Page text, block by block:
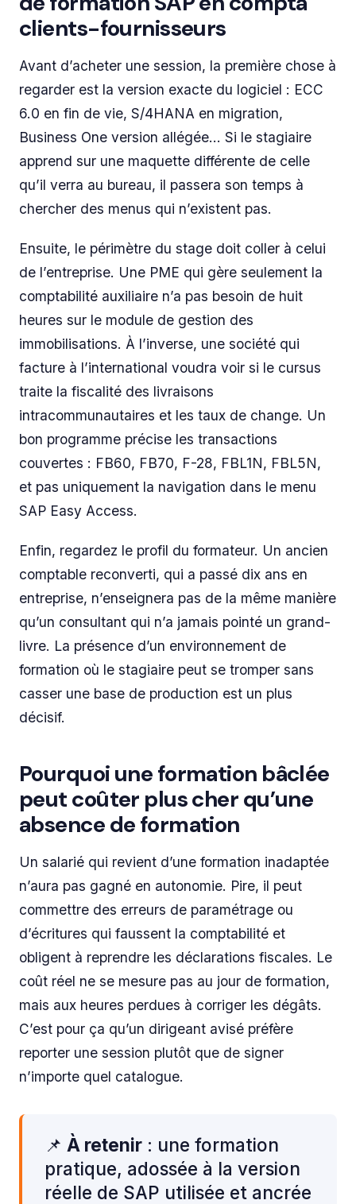
clients-fournisseurs
Avant d’acheter une session, la première chose à
regarder est la version exacte du logiciel : ECC
6.0 en fin de vie, S/4HANA en migration,
Business One version allégée… Si le stagiaire
apprend sur une maquette différente de celle
qu’il verra au bureau, il passera son temps à
chercher des menus qui n’existent pas.
Ensuite, le périmètre du stage doit coller à celui
de l’entreprise. Une PME qui gère seulement la
comptabilité auxiliaire n’a pas besoin de huit
heures sur le module de gestion des
immobilisations. À l’inverse, une société qui
facture à l’international voudra voir si le cursus
traite la fiscalité des livraisons
intracommunautaires et les taux de change. Un
bon programme précise les transactions
couvertes : FB60, FB70, F-28, FBL1N, FBL5N,
et pas uniquement la navigation dans le menu
SAP Easy Access.
Enfin, regardez le profil du formateur. Un ancien
comptable reconverti, qui a passé dix ans en
entreprise, n’enseignera pas de la même manière
qu’un consultant qui n’a jamais pointé un grand-
livre. La présence d’un environnement de
formation où le stagiaire peut se tromper sans
casser une base de production est un plus
décisif.
Pourquoi une formation bâclée
peut coûter plus cher qu’une
absence de formation
Un salarié qui revient d’une formation inadaptée
n’aura pas gagné en autonomie. Pire, il peut
commettre des erreurs de paramétrage ou
d’écritures qui faussent la comptabilité et
obligent à reprendre les déclarations fiscales. Le
coût réel ne se mesure pas au jour de formation,
mais aux heures perdues à corriger les dégâts.
C’est pour ça qu’un dirigeant avisé préfère
reporter une session plutôt que de signer
n’importe quel catalogue.
📌 À retenir : une formation
pratique, adossée à la version
réelle de SAP utilisée et ancrée